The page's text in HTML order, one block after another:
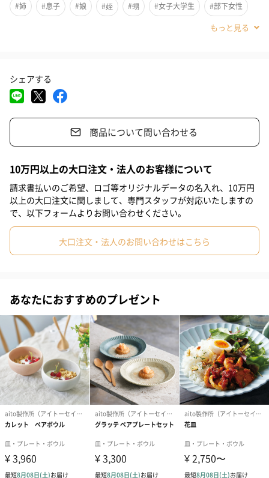
ます。
カラーバリエーションは3種類
ネイビー
aito製作所のコンセプトは「毎日の“食べる”を、もっと愉しくす
る」
私達は食器メーカーとして、日々の食事の時間がもっと愉しくな
る器や道具をつくっています。
毎日の食事を通して暮らしを愉しみ、人生を愉しく過ごすお手伝
いができたら。
大切にしている3つのこと
るもの
「ちょっと」・・・ちょっと便利、ちょっと使いやすい、ちょっ
#姉 #息子 #娘 #姪 #甥 #女子大学生 #部下女性
#親戚男性
#女性 #夫
#上司女性
#20代前半 #20代後半 #40代 #30代
シェアする
商品について問い合わせる
10万円以上の大口注文・法人のお客様について
請求書払いのご希望、ロゴ等オリジナルデータの名入れ、10万円
以上の大口注文に関しまして、専門スタッフが対応いたしますの
で、以下フォームよりお問い合わせください。
大口注文・法人のお問い合わせはこちら
あなたにおすすめのプレゼント